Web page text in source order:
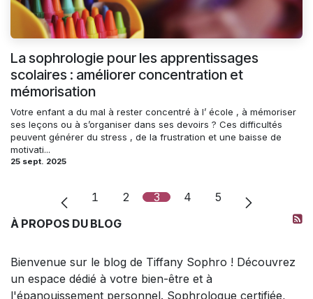
La sophrologie pour les apprentissages
scolaires : améliorer concentration et
mémorisation
Votre enfant a du mal à rester concentré à l’ école , à mémoriser
ses leçons ou à s’organiser dans ses devoirs ? Ces difficultés
peuvent générer du stress , de la frustration et une baisse de
motivati...
25 sept. 2025
1 2 3 4
5
À PROPOS DU BLOG
Bienvenue sur le blog de Tiffany Sophro ! Découvrez
un espace dédié à votre bien-être et à
l'épanouissement personnel. Sophrologue certifiée,